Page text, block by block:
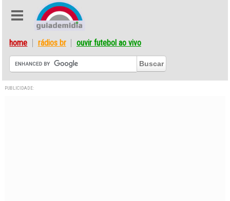
home rádios br ouvir futebol ao vivo
PUBLICIDADE: